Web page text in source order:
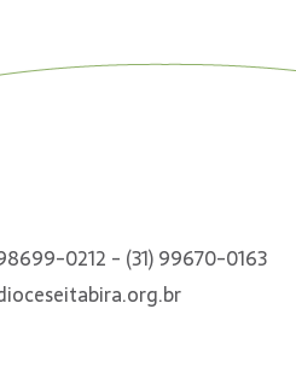
0212 - (31) 99670-0163